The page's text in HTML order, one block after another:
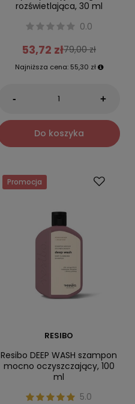
rozświetlająca, 30 ml
0.0
53,72 zł79,00 zł
Najniższa cena: 55,30 zł
- +
Do koszyka
Promocja
RESIBO
Resibo DEEP WASH szampon
mocno oczyszczający, 100
ml
5.0